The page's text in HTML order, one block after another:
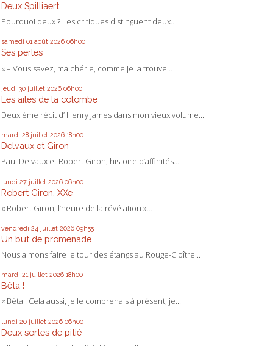
Deux Spilliaert
Pourquoi deux ? Les critiques distinguent deux...
samedi 01 août 2026 06h00
Ses perles
« – Vous savez, ma chérie, comme je la trouve...
jeudi 30 juillet 2026 06h00
Les ailes de la colombe
Deuxième récit d’ Henry James dans mon vieux volume...
mardi 28 juillet 2026 18h00
Delvaux et Giron
Paul Delvaux et Robert Giron, histoire d’affinités...
lundi 27 juillet 2026 06h00
Robert Giron, XXe
« Robert Giron, l’heure de la révélation »...
vendredi 24 juillet 2026 09h55
Un but de promenade
Nous aimons faire le tour des étangs au Rouge-Cloître...
mardi 21 juillet 2026 18h00
Bêta !
« Bêta ! Cela aussi, je le comprenais à présent, je...
lundi 20 juillet 2026 06h00
Deux sortes de pitié